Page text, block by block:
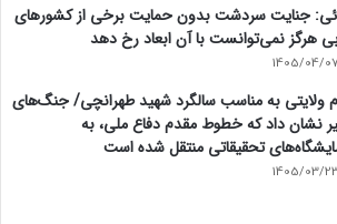
جنایت سردشت بدون حمایت برخی از کشورهای
هرگز نمی‌توانست با آن ابعاد رخ دهد
1405/04/
ولایتی به مناسب سالگرد شهید طهرانچی/ جنگ‌های
نشان داد که خطوط مقدم دفاع ملی، به
تحقیقاتی منتقل شده است
1405/03/